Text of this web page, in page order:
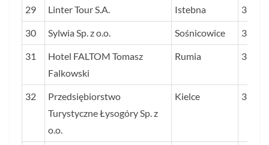
29 Linter Tour S.A. Istebna 39
30 Sylwia Sp. z o.o. Sośnicowice 39
31
Hotel FALTOM Tomasz
Falkowski
Rumia 38
32
Przedsiębiorstwo
Turystyczne Łysogóry Sp. z
o.o.
Kielce 37